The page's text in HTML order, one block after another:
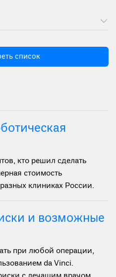
список
кто решил сделать
стоимость
клиниках России.
и возможные
при любой операции,
da Vinci.